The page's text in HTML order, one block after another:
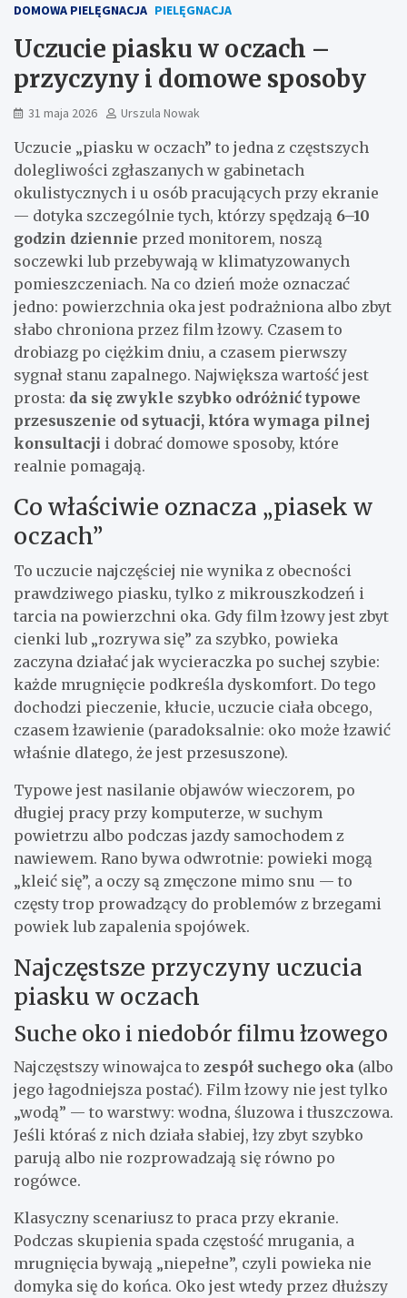
DOMOWA PIELĘGNACJA PIELĘGNACJA
Uczucie piasku w oczach –
przyczyny i domowe sposoby
31 maja 2026 Urszula Nowak
Uczucie „piasku w oczach” to jedna z częstszych
dolegliwości zgłaszanych w gabinetach
okulistycznych i u osób pracujących przy ekranie
— dotyka szczególnie tych, którzy spędzają 6–10
godzin dziennie przed monitorem, noszą
soczewki lub przebywają w klimatyzowanych
pomieszczeniach. Na co dzień może oznaczać
jedno: powierzchnia oka jest podrażniona albo zbyt
słabo chroniona przez film łzowy. Czasem to
drobiazg po ciężkim dniu, a czasem pierwszy
sygnał stanu zapalnego. Największa wartość jest
prosta: da się zwykle szybko odróżnić typowe
przesuszenie od sytuacji, która wymaga pilnej
konsultacji i dobrać domowe sposoby, które
realnie pomagają.
Co właściwie oznacza „piasek w
oczach”
To uczucie najczęściej nie wynika z obecności
prawdziwego piasku, tylko z mikrouszkodzeń i
tarcia na powierzchni oka. Gdy film łzowy jest zbyt
cienki lub „rozrywa się” za szybko, powieka
zaczyna działać jak wycieraczka po suchej szybie:
każde mrugnięcie podkreśla dyskomfort. Do tego
dochodzi pieczenie, kłucie, uczucie ciała obcego,
czasem łzawienie (paradoksalnie: oko może łzawić
właśnie dlatego, że jest przesuszone).
Typowe jest nasilanie objawów wieczorem, po
długiej pracy przy komputerze, w suchym
powietrzu albo podczas jazdy samochodem z
nawiewem. Rano bywa odwrotnie: powieki mogą
„kleić się”, a oczy są zmęczone mimo snu — to
częsty trop prowadzący do problemów z brzegami
powiek lub zapalenia spojówek.
Najczęstsze przyczyny uczucia
piasku w oczach
Suche oko i niedobór filmu łzowego
Najczęstszy winowajca to zespół suchego oka (albo
jego łagodniejsza postać). Film łzowy nie jest tylko
„wodą” — to warstwy: wodna, śluzowa i tłuszczowa.
Jeśli któraś z nich działa słabiej, łzy zbyt szybko
parują albo nie rozprowadzają się równo po
rogówce.
Klasyczny scenariusz to praca przy ekranie.
Podczas skupienia spada częstość mrugania, a
mrugnięcia bywają „niepełne”, czyli powieka nie
domyka się do końca. Oko jest wtedy przez dłuższy